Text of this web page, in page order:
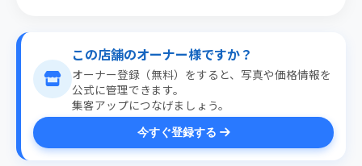
この店舗のオーナー様ですか？
オーナー登録（無料）をすると、写真や価格情報を
公式に管理できます。
集客アップにつなげましょう。
今すぐ登録する